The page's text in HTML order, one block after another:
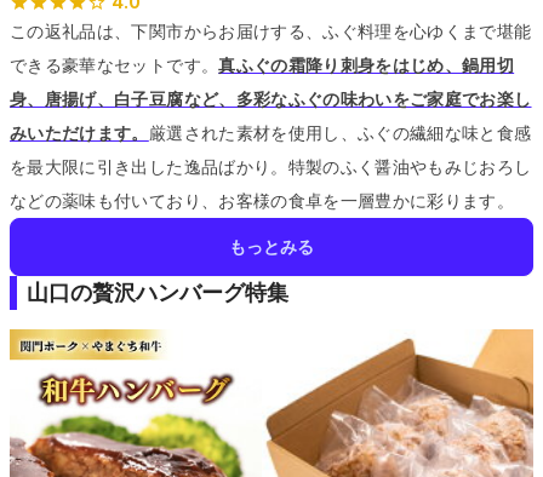
この返礼品は、下関市からお届けする、ふぐ料理を心ゆくまで堪能
できる豪華なセットです。真ふぐの霜降り刺身をはじめ、鍋用切
身、唐揚げ、白子豆腐など、多彩なふぐの味わいをご家庭でお楽し
みいただけます。 厳選された素材を使用し、ふぐの繊細な味と食感
を最大限に引き出した逸品ばかり。 特製のふく醤油やもみじおろし
などの薬味も付いており、お客様の食卓を一層豊かに彩ります。
もっとみる
山口の贅沢ハンバーグ特集